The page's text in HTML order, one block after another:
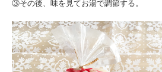
③その後、味を見てお湯で調節する。